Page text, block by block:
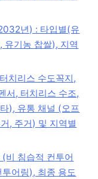
년) : 타입별(유
유기농 찹쌀), 지역
치리스 수도꼭지,
서, 터치리스 수조,
), 유통 채널 (오프
, 주거) 및 지역별
비 침습적 컨투어
어링), 최종 용도